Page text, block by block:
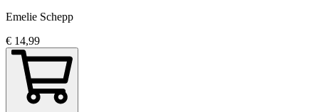
Emelie Schepp
€ 14,99